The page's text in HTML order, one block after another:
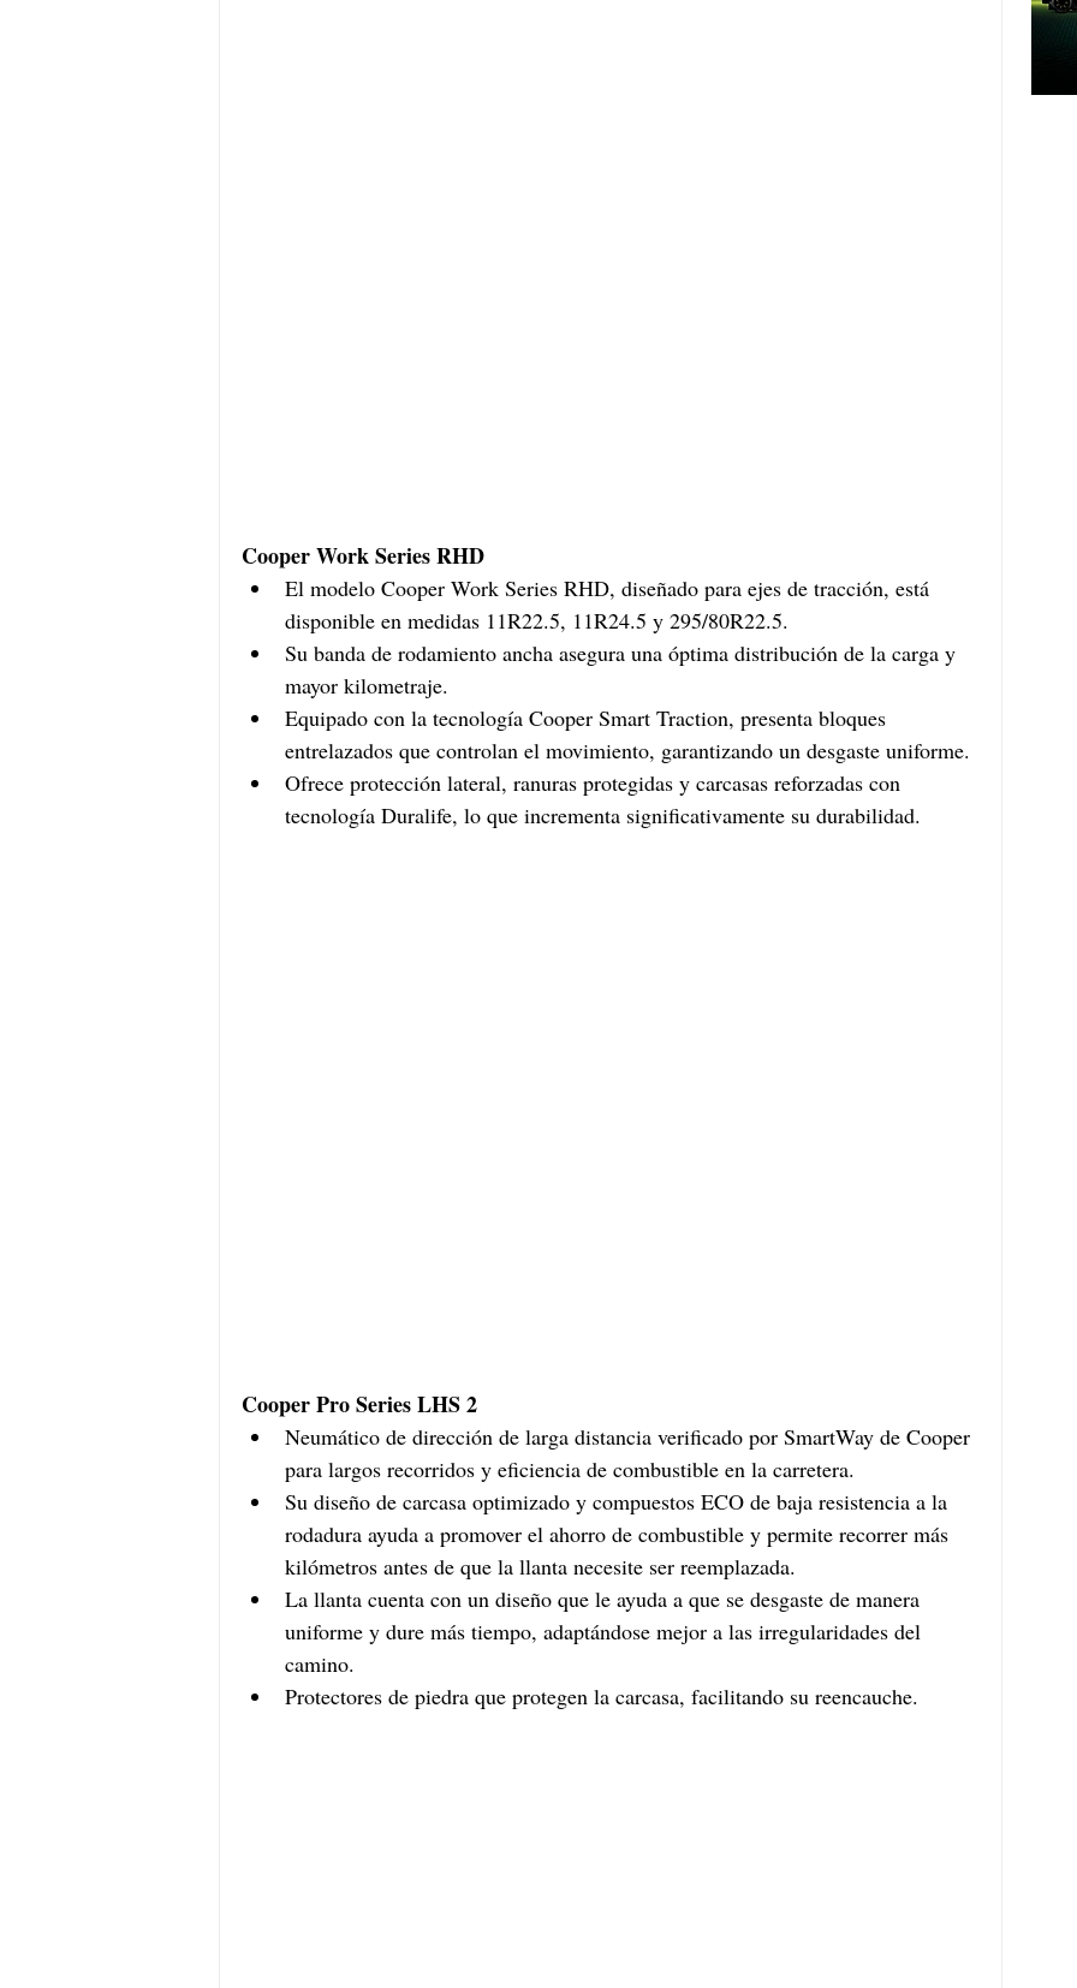
Cooper Work Series RHD
El modelo Cooper Work Series RHD, diseñado para ejes de tracción, está
disponible en medidas 11R22.5, 11R24.5 y 295/80R22.5.
Su banda de rodamiento ancha asegura una óptima distribución de la carga y
mayor kilometraje.
Equipado con la tecnología Cooper Smart Traction, presenta bloques
entrelazados que controlan el movimiento, garantizando un desgaste uniforme.
Ofrece protección lateral, ranuras protegidas y carcasas reforzadas con
tecnología Duralife, lo que incrementa significativamente su durabilidad.
Cooper Pro Series LHS 2
Neumático de dirección de larga distancia verificado por SmartWay de Cooper
para largos recorridos y eficiencia de combustible en la carretera.
Su diseño de carcasa optimizado y compuestos ECO de baja resistencia a la
rodadura ayuda a promover el ahorro de combustible y permite recorrer más
kilómetros antes de que la llanta necesite ser reemplazada.
La llanta cuenta con un diseño que le ayuda a que se desgaste de manera
uniforme y dure más tiempo, adaptándose mejor a las irregularidades del
camino.
Protectores de piedra que protegen la carcasa, facilitando su reencauche.